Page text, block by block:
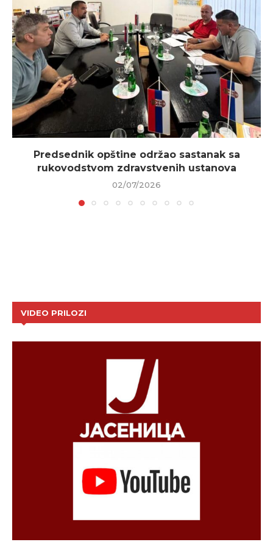
Predsednik opštine održao sastanak sa
rukovodstvom zdravstvenih ustanova
02/07/2026
VIDEO PRILOZI